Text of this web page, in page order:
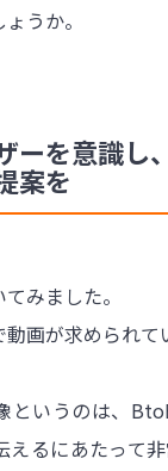
うか。
ーを意識し
案を
みました。
画が求められて
というのは、
えるにあたって